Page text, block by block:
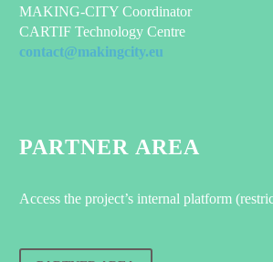
MAKING-CITY Coordinator
CARTIF Technology Centre
contact@makingcity.eu
PARTNER AREA
Access the project’s internal platform